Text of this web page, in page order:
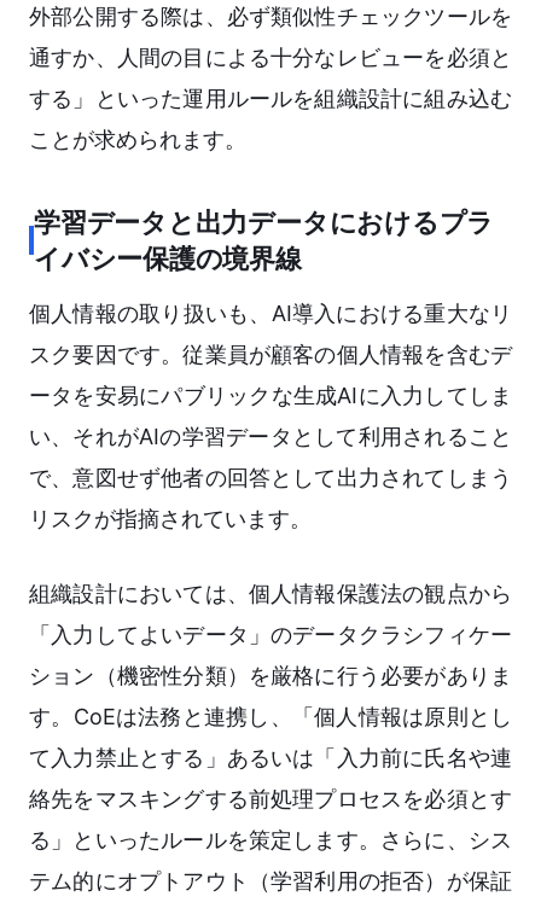
外部公開する際は、必ず類似性チェックツールを
通すか、人間の目による十分なレビューを必須と
する」といった運用ルールを組織設計に組み込む
ことが求められます。
学習データと出力データにおけるプラ
イバシー保護の境界線
個人情報の取り扱いも、AI導入における重大なリ
スク要因です。従業員が顧客の個人情報を含むデ
ータを安易にパブリックな生成AIに入力してしま
い、それがAIの学習データとして利用されること
で、意図せず他者の回答として出力されてしまう
リスクが指摘されています。
組織設計においては、個人情報保護法の観点から
「入力してよいデータ」のデータクラシフィケー
ション（機密性分類）を厳格に行う必要がありま
す。CoEは法務と連携し、「個人情報は原則とし
て入力禁止とする」あるいは「入力前に氏名や連
絡先をマスキングする前処理プロセスを必須とす
る」といったルールを策定します。さらに、シス
テム的にオプトアウト（学習利用の拒否）が保証